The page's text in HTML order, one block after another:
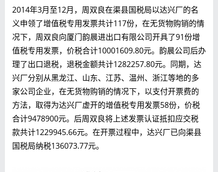
2014年3月至12月，周双良在渠县国税局以达兴厂的名
义申领了增值税专用发票共计117份，在无货物购销的情
况下，周双良向厦门韵晨进出口有限公司开具了91份增
值税专用发票，价税合计10001609.80元。韵晨公司后办
理了出口退税，退税金额共计1282257.80元。同期，达
兴厂分别从黑龙江、山东、江苏、温州、浙江等地的多
家公司企业，在无货物购销的情况下，以支付开票费的
方法，取得为达兴厂虚开的增值税专用发票58份，价税
合计9478900元。后周双良将上述发票认证抵扣应交税
款共计1229945.66元。在开票过程中，达兴厂已向渠县
国税局纳税136073.77元。